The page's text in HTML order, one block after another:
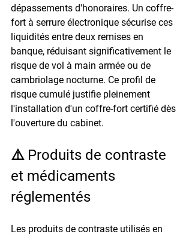
dépassements d'honoraires. Un coffre-
fort à serrure électronique sécurise ces
liquidités entre deux remises en
banque, réduisant significativement le
risque de vol à main armée ou de
cambriolage nocturne. Ce profil de
risque cumulé justifie pleinement
l'installation d'un coffre-fort certifié dès
l'ouverture du cabinet.
⚠️ Produits de contraste
et médicaments
réglementés
Les produits de contraste utilisés en